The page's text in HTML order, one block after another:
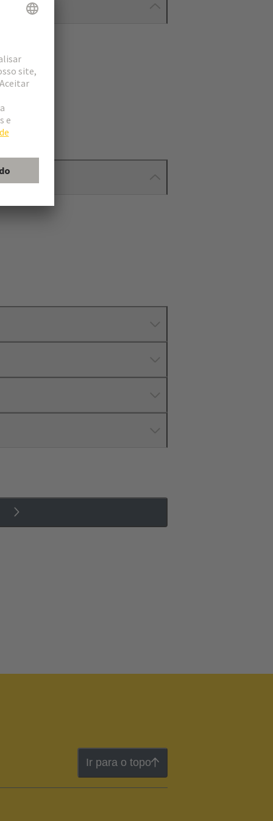
Ir para o topo